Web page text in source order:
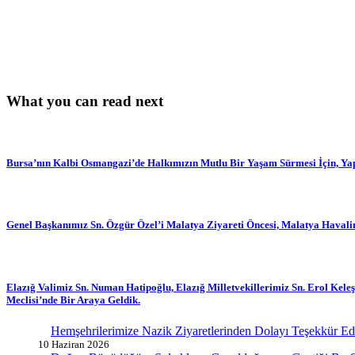
What you can read next
Bursa’nın Kalbi Osmangazi’de Halkımızın Mutlu Bir Yaşam Sürmesi İçin,
Genel Başkanımız Sn. Özgür Özel’i Malatya Ziyareti Öncesi, Malatya
Elazığ Valimiz Sn. Numan Hatipoğlu, Elazığ Milletvekillerimiz Sn. Erol
Meclisi’nde Bir Araya Geldik.
Hemşehrilerimize Nazik Ziyaretlerinden Dolayı Teşekkür
10 Haziran 2026